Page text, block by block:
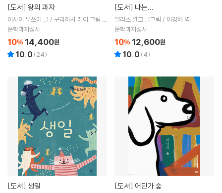
[도서] 왕의 과자
이시이 무쓰미 글 / 구라하시 레이 그림 /
고향옥 역
문학과지성사
10% 14,400원
10.0 (24)
[도서] 나는…
엘리스 윌크 글그림 / 이경혜 역
문학과지성사
10% 12,600원
10.0 (4)
[도서] 생일 [도서] 어딘가 숲